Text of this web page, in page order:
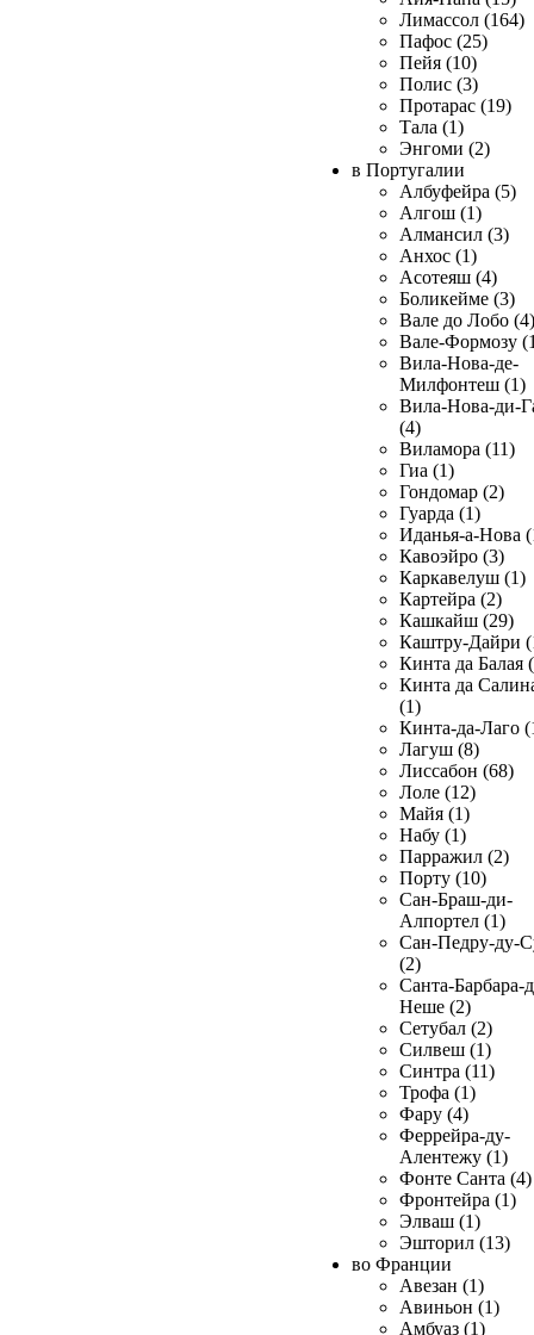
Лимассол (164)
Пафос (25)
Пейя (10)
Полис (3)
Протарас (19)
Тала (1)
Энгоми (2)
в Португалии
Албуфейра (5)
Алгош (1)
Алмансил (3)
Анхос (1)
Асотеяш (4)
Боликейме (3)
Вале до Лобо (4)
Вале-Формозу
Вила-Нова-де-
Милфонтеш (1)
Вила-Нова-ди-
(4)
Виламора (11)
Гиа (1)
Гондомар (2)
Гуарда (1)
Иданья-а-Нова
Кавоэйро (3)
Каркавелуш (1)
Картейра (2)
Кашкайш (29)
Каштру-Дайри
Кинта да Балая
Кинта да
(1)
Кинта-да-Лаго
Лагуш (8)
Лиссабон (68)
Лоле (12)
Майя (1)
Набу (1)
Парражил (2)
Порту (10)
Сан-Браш-ди-
Алпортел (1)
Сан-Педру-ду-
(2)
Санта-Барбара-
Неше (2)
Сетубал (2)
Силвеш (1)
Синтра (11)
Трофа (1)
Фару (4)
Феррейра-ду-
Алентежу (1)
Фонте Санта (4)
Фронтейра (1)
Элваш (1)
Эшторил (13)
во Франции
Авезан (1)
Авиньон (1)
Амбуаз (1)